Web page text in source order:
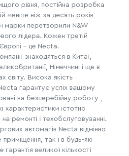
рівня, постійна розробка
менше ніж за десять років
марки перетворили N&W
лідера. Кожен третій
- це Necta.
знаходяться в Китаї,
Німеччині і ще в
світу. Висока якість
гарантує успіх вашому
на безперебійну роботу ,
характеристики істотно
ремонті і техобслуговуванні.
автоматів Necta відмінно
так і в будь-які
гарантія великої кількості